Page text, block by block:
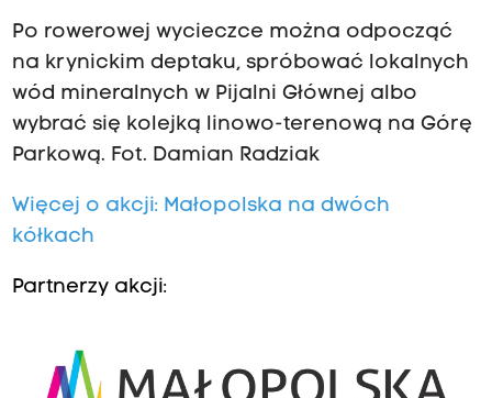
Po rowerowej wycieczce można odpocząć
na krynickim deptaku, spróbować lokalnych
wód mineralnych w Pijalni Głównej albo
wybrać się kolejką linowo-terenową na Górę
Parkową. Fot. Damian Radziak
Więcej o akcji: Małopolska na dwóch
kółkach
Partnerzy akcji: